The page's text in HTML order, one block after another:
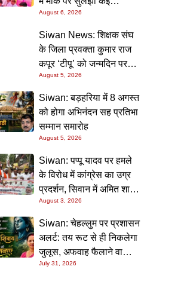
समस्याएं, 30 दिन में समाधान
की गारंटी
August 6, 2026
Siwan News: शिक्षक संघ
के जिला प्रवक्ता कुमार राज
कपूर ‘टीपू’ को जन्मदिन पर
मिली शुभकामनाओं की सौगात
August 5, 2026
Siwan: बड़हरिया में 8 अगस्त
को होगा अभिनंदन सह प्रतिभा
सम्मान समारोह
August 5, 2026
Siwan: पप्पू यादव पर हमले
के विरोध में कांग्रेस का उग्र
प्रदर्शन, सिवान में अमित शाह
का पुतला फूंका
August 3, 2026
Siwan: चेहल्लुम पर प्रशासन
अलर्ट: तय रूट से ही निकलेगा
जुलूस, अफवाह फैलाने वालों
पर होगी सख्त कार्रवाई
July 31, 2026